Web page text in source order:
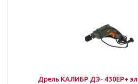
Дрель КАЛИБР ДЭ- 430ЕР+